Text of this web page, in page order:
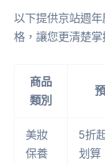
以下提供京站週
格，讓您更清楚掌
商品
類別
美妝
保養
5折
划算